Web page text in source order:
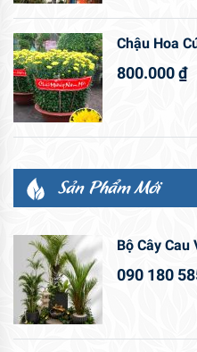
Chậu Hoa
800.000₫
Sản Phẩm Mới
Bộ Cây Cau
090 180